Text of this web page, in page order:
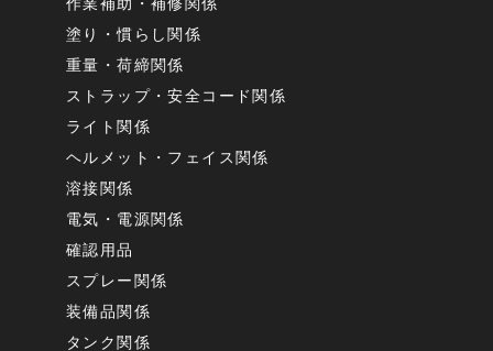
作業補助・補修関係
塗り・慣らし関係
重量・荷締関係
ストラップ・安全コード関係
ライト関係
ヘルメット・フェイス関係
溶接関係
電気・電源関係
確認用品
スプレー関係
装備品関係
タンク関係